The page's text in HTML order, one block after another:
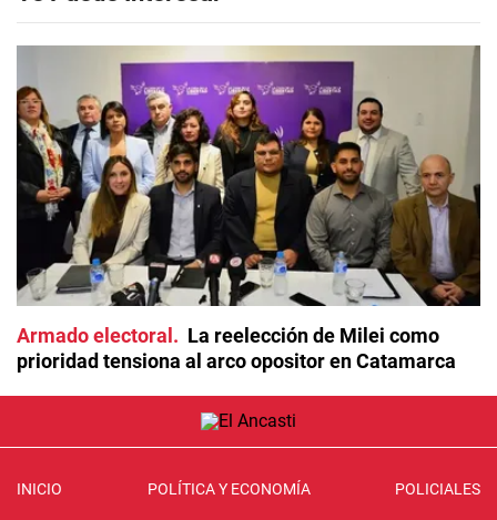
Armado electoral
La reelección de Milei como
prioridad tensiona al arco opositor en Catamarca
INICIO POLÍTICA Y ECONOMÍA POLICIALES